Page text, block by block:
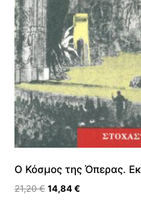
Ο Κόσμος της Όπερας.
21,20€ Original
14,84€